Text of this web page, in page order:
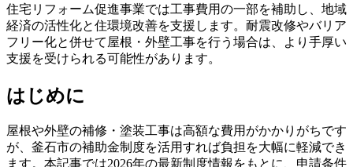
住宅リフォーム促進事業では工事費用の一部を補助し、地域
経済の活性化と住環境改善を支援します。耐震改修やバリア
フリー化と併せて屋根・外壁工事を行う場合は、より手厚い
支援を受けられる可能性があります。
はじめに
屋根や外壁の補修・塗装工事は高額な費用がかかりがちです
が、釜石市の補助金制度を活用すれば負担を大幅に軽減でき
ます。本記事では2026年の最新制度情報をもとに、申請条件